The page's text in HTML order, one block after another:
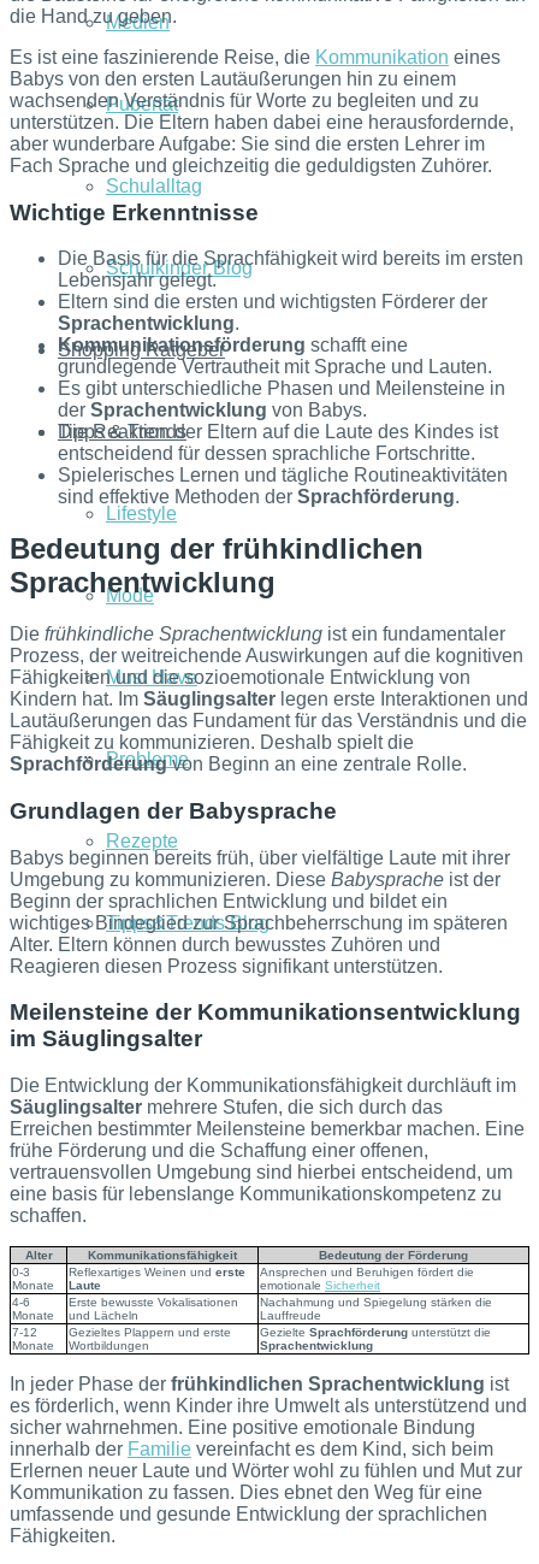
Medien
Pubertät
Schulalltag
Schulkinder Blog
Shopping Ratgeber
Tipps & Trends
Lifestyle
Mode
Must Have
Probleme
Rezepte
Tipps&Trends Blog
die Hand zu geben.
Es ist eine faszinierende Reise, die Kommunikation eines
Babys von den ersten Lautäußerungen hin zu einem
wachsenden Verständnis für Worte zu begleiten und zu
unterstützen. Die Eltern haben dabei eine herausfordernde,
aber wunderbare Aufgabe: Sie sind die ersten Lehrer im
Fach Sprache und gleichzeitig die geduldigsten Zuhörer.
Wichtige Erkenntnisse
Die Basis für die Sprachfähigkeit wird bereits im ersten
Lebensjahr gelegt.
Eltern sind die ersten und wichtigsten Förderer der
Sprachentwicklung.
Kommunikationsförderung schafft eine
grundlegende Vertrautheit mit Sprache und Lauten.
Es gibt unterschiedliche Phasen und Meilensteine in
der Sprachentwicklung von Babys.
Die Reaktion der Eltern auf die Laute des Kindes ist
entscheidend für dessen sprachliche Fortschritte.
Spielerisches Lernen und tägliche Routineaktivitäten
sind effektive Methoden der Sprachförderung.
Bedeutung der frühkindlichen
Sprachentwicklung
Die frühkindliche Sprachentwicklung ist ein fundamentaler
Prozess, der weitreichende Auswirkungen auf die kognitiven
Fähigkeiten und die sozioemotionale Entwicklung von
Kindern hat. Im Säuglingsalter legen erste Interaktionen und
Lautäußerungen das Fundament für das Verständnis und die
Fähigkeit zu kommunizieren. Deshalb spielt die
Sprachförderungvon Beginn an eine zentrale Rolle.
Grundlagen der Babysprache
Babys beginnen bereits früh, über vielfältige Laute mit ihrer
Umgebung zu kommunizieren. Diese Babysprache ist der
Beginn der sprachlichen Entwicklung und bildet ein
wichtiges Bindeglied zur Sprachbeherrschung im späteren
Alter. Eltern können durch bewusstes Zuhören und
Reagieren diesen Prozess signifikant unterstützen.
Meilensteine der Kommunikationsentwicklung
im Säuglingsalter
Die Entwicklung der Kommunikationsfähigkeit durchläuft im
Säuglingsalter mehrere Stufen, die sich durch das
Erreichen bestimmter Meilensteine bemerkbar machen. Eine
frühe Förderung und die Schaffung einer offenen,
vertrauensvollen Umgebung sind hierbei entscheidend, um
eine basis für lebenslange Kommunikationskompetenz zu
schaffen.
Alter Kommunikationsfähigkeit
Bedeutung der Förderung
0-3
Monate
Reflexartiges Weinen und erste
Laute
Ansprechen und Beruhigen fördert die
emotionale Sicherheit
4-6
Monate
Erste bewusste Vokalisationen
und Lächeln
Nachahmung und Spiegelung stärken die
Lauffreude
7-12
Monate
Gezieltes Plappern und erste
Wortbildungen
Gezielte Sprachförderung unterstützt die
Sprachentwicklung
In jeder Phase der frühkindlichen Sprachentwicklung ist
es förderlich, wenn Kinder ihre Umwelt als unterstützend und
sicher wahrnehmen. Eine positive emotionale Bindung
innerhalb der Familie vereinfacht es dem Kind, sich beim
Erlernen neuer Laute und Wörter wohl zu fühlen und Mut zur
Kommunikation zu fassen. Dies ebnet den Weg für eine
umfassende und gesunde Entwicklung der sprachlichen
Fähigkeiten.